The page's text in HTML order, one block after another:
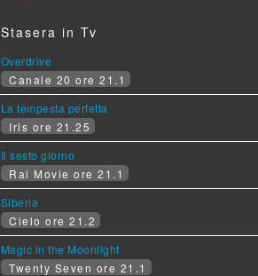
Stasera in Tv
Overdrive
Canale 20 ore 21.1
La tempesta perfetta
Iris ore 21.25
Il sesto giorno
Rai Movie ore 21.1
Siberia
Cielo ore 21.2
Magic in the Moonlight
Twenty Seven ore 21.1